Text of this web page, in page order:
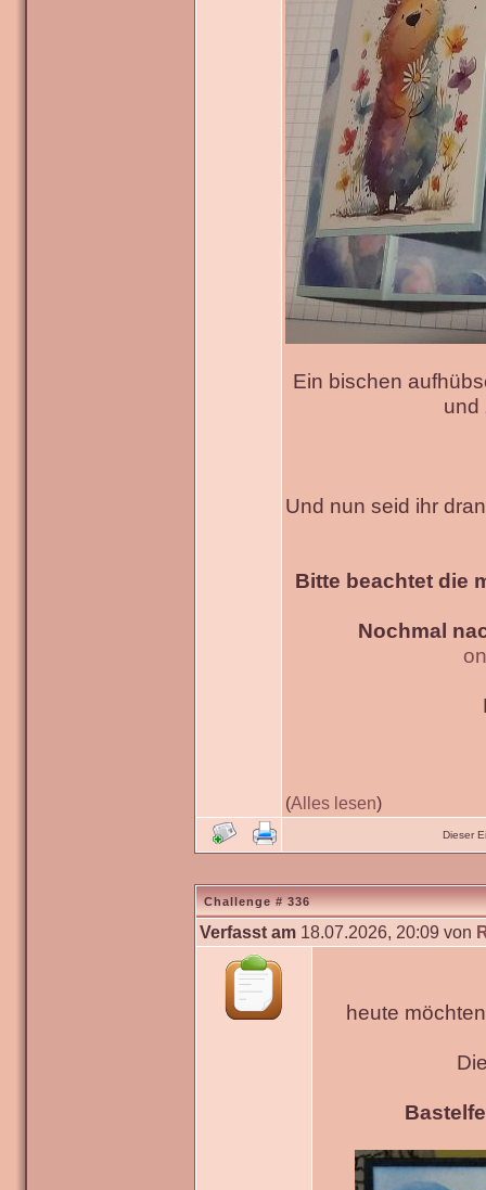
Ein bischen
und
Und nun seid ihr
Bitte beachtet die
Nochmal
(Alles lesen)
Dieser
Challenge # 336
Verfasst am 18.07.2026, 20:09 von
heute